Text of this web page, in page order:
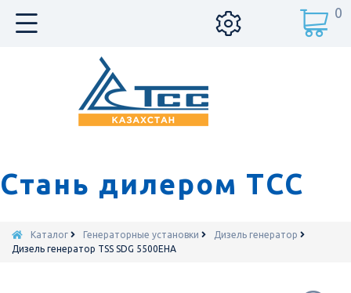
Стань дилером ТСС
0
Каталог Генераторные установки
Дизель генератор
Дизель генератор TSS SDG 5500EHA